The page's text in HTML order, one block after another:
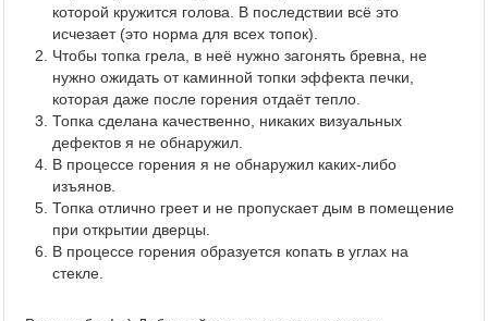
которой кружится голова. В последствии всё это
исчезает (это норма для всех топок).
Чтобы топка грела, в неё нужно загонять бревна, не
нужно ожидать от каминной топки эффекта печки,
которая даже после горения отдаёт тепло.
Топка сделана качественно, никаких визуальных
дефектов я не обнаружил.
В процессе горения я не обнаружил каких-либо
изъянов.
Топка отлично греет и не пропускает дым в помещение
при открытии дверцы.
В процессе горения образуется копать в углах на
стекле.